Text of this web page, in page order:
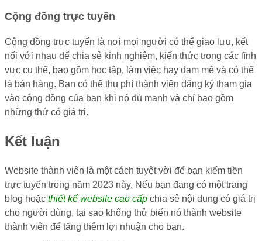
Cộng đồng trực tuyến
Cộng đồng trực tuyến là nơi mọi người có thể giao lưu, kết
nối với nhau để chia sẻ kinh nghiệm, kiến thức trong các lĩnh
vực cụ thể, bao gồm học tập, làm việc hay đam mê và có thể
là bán hàng. Bạn có thể thu phí thành viên đăng ký tham gia
vào cộng đồng của bạn khi nó đủ mạnh và chỉ bao gồm
những thứ có giá trị.
Kết luận
Website thành viên là một cách tuyệt vời để bạn kiếm tiền
trực tuyến trong năm 2023 này. Nếu bạn đang có một trang
blog hoặc thiết kế website cao cấp chia sẻ nội dung có giá trị
cho người dùng, tại sao không thử biến nó thành website
thành viên để tăng thêm lợi nhuận cho bạn.